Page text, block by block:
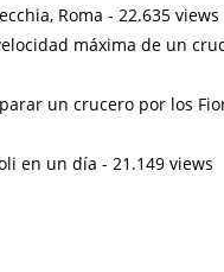
Roma - 22.635 views
máxima de un
un crucero por los
en un día - 21.149 views